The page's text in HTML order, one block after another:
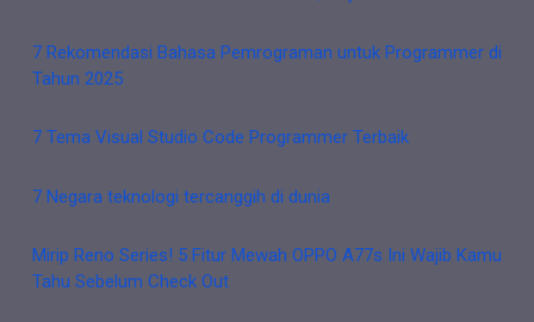
7 Rekomendasi Bahasa Pemrograman untuk Programmer di
Tahun 2025
7 Tema Visual Studio Code Programmer Terbaik
7 Negara teknologi tercanggih di dunia
Mirip Reno Series! 5 Fitur Mewah OPPO A77s Ini Wajib Kamu
Tahu Sebelum Check Out